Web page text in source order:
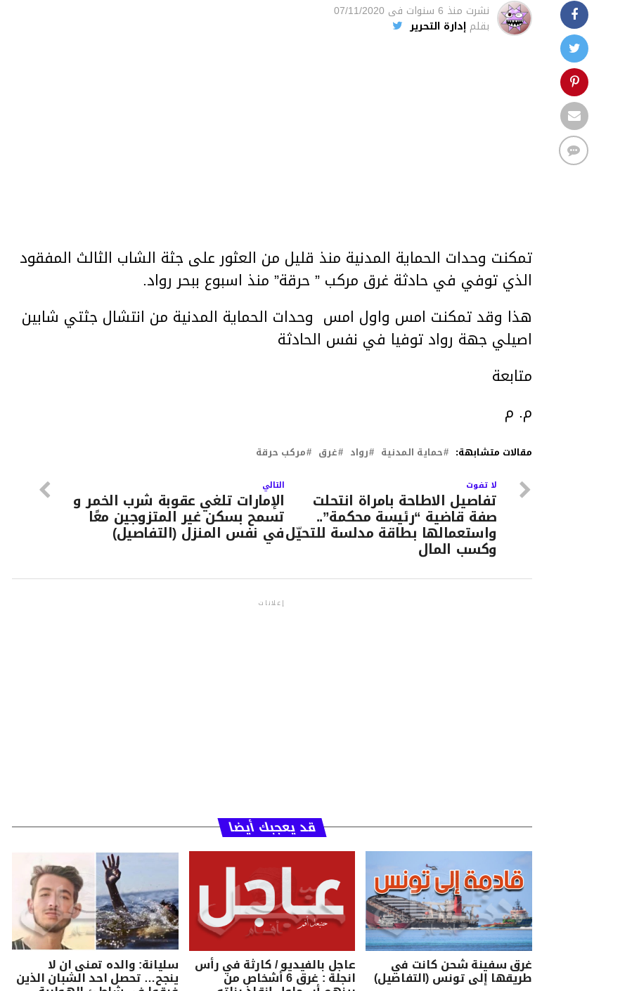
نشرت منذ 6 سنوات فى 07/11/2020
بقلم إدارة التحرير
تمكنت وحدات الحماية المدنية منذ قليل من العثور على جثة الشاب الثالث المفقود
الذي توفي في حادثة غرق مركب ” حرقة” منذ اسبوع ببحر رواد.
هذا وقد تمكنت امس واول امس وحدات الحماية المدنية من انتشال جثتي شابين
اصيلي جهة رواد توفيا في نفس الحادثة
متابعة
م. م
مقالات متشابهة: حماية المدنية رواد غرق مركب حرقة
التالي
الإمارات تلغي عقوبة شرب الخمر و
تسمح بسكن غير المتزوجين معًا
في نفس المنزل (التفاصيل)
لا تفوت
تفاصيل الاطاحة بامراة انتحلت
صفة قاضية “رئيسة محكمة”..
واستعمالها بطاقة مدلسة للتحيّل
وكسب المال
إعلانات
قد يعجبك أيضا
غرق سفينة شحن كانت في
طريقها إلى تونس (التفاصيل)
عاجل بالفيديو / كارثة في رأس
انجلة : غرق 6 أشخاص من
سليانة: والده تمنى ان لا
ينجح… تحصل احد الشبان الذين